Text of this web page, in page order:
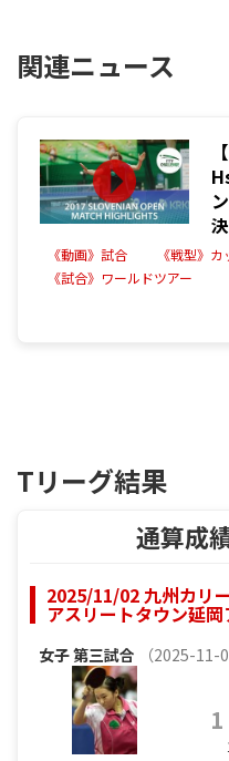
関連ニュース
《動画》試合
《戦型》
《試合》ワールドツアー
Tリーグ結果
通算成
2025/11/02 九州カリ
アスリートタウン延
女子第三試合 （2025-11-
1